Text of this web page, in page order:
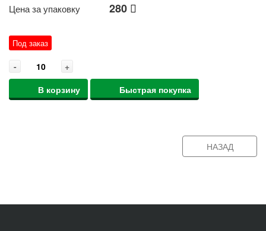
Цена за упаковку 280
Под заказ
-
+
В корзину
Быстрая покупка
НАЗАД